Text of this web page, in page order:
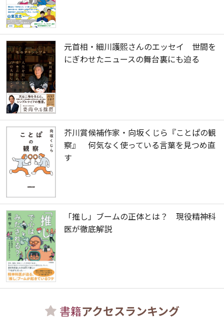
元首相・細川護熙さんのエッセイ 世間を
にぎわせたニュースの舞台裏にも迫る
芥川賞候補作家・向坂くじら『ことぱの観
察』 何気なく使っている言葉を見つめ直
す
「推し」ブームの正体とは？ 現役精神科
医が徹底解説
書籍アクセスランキング